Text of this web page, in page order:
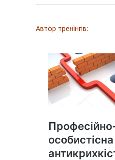
Автор тренінгів: